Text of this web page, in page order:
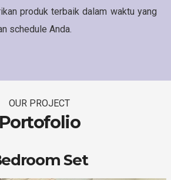
produk terbaik dalam waktu yang
schedule Anda.
OUR PROJECT
Portofolio
Set